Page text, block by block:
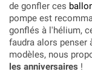
de gonfler ces
pompe est
gonflés à l'hélium,
faudra alors penser
modèles, nous
les anniversaires !